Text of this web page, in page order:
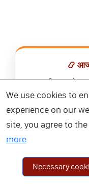
📿 आज
सभी व्रत,
📅
We use cookies to
experience on our
site, you agree to
more
Necessary